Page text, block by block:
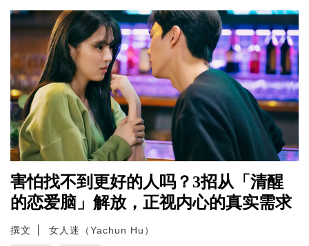
害怕找不到更好的人吗？3招从「清醒
的恋爱脑」解放，正视内心的真实需求
撰文 女人迷（Yachun Hu）